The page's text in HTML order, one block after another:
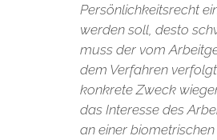
Persönlichkeitsrecht
werden soll, desto
muss der vom
dem Verfahren
konkrete Zweck
das Interesse des
an einer biometrischen